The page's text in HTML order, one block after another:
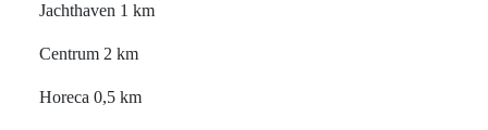
Jachthaven 1 km
Centrum 2 km
Horeca 0,5 km